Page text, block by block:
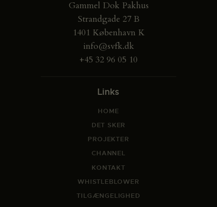
Gammel Dok Pakhus
Strandgade 27 B
1401 København K
info@svfk.dk
+45 32 96 05 10
Links
HOME
DET SKER
PROJEKTER
CHANNEL
KONTAKT
WHISTLEBLOWER
TILGÆNGELIGHED